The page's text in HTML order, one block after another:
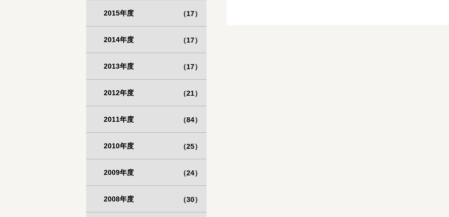
2015年度 （17）
2014年度 （17）
2013年度 （17）
2012年度 （21）
2011年度 （84）
2010年度 （25）
2009年度 （24）
2008年度 （30）